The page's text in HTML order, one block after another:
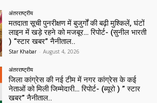
अंतरराष्ट्रीय
मतदाता सूची पुनरीक्षण में बुजुर्गों की बढ़ी मुश्किलें, घंटों
लाइन में खड़े रहने को मजबूर… रिपोर्ट- (सुनील भारती
) “स्टार खबर” नैनीताल..
Star Khabar - August 4, 2026
अंतरराष्ट्रीय
जिला कांग्रेस की नई टीम में नगर कांग्रेस के कई
नेताओं को मिली जिम्मेदारी… रिपोर्ट- (ब्यूरो ) ” स्टार
खबर” नैनीताल..